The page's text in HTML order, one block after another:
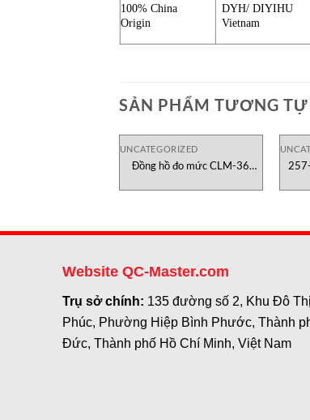
100% China
Origin
DYH/ DIYIHU
Vietnam
SẢN PHẨM TƯƠNG TỰ
UNCATEGORIZED
Đồng hồ đo mức CLM-36
Website QC-Master.com
Trụ sở chính: 135 đường số 2, Khu Đô
Phúc, Phường Hiệp Bình Phước, Thành
Đức, Thành phố Hồ Chí Minh, Việt Nam